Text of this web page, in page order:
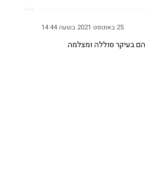
25 באוגוסט 2021 בשעה 14:44
בעיקר סוללה ומצלמה